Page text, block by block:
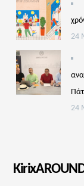
24
24